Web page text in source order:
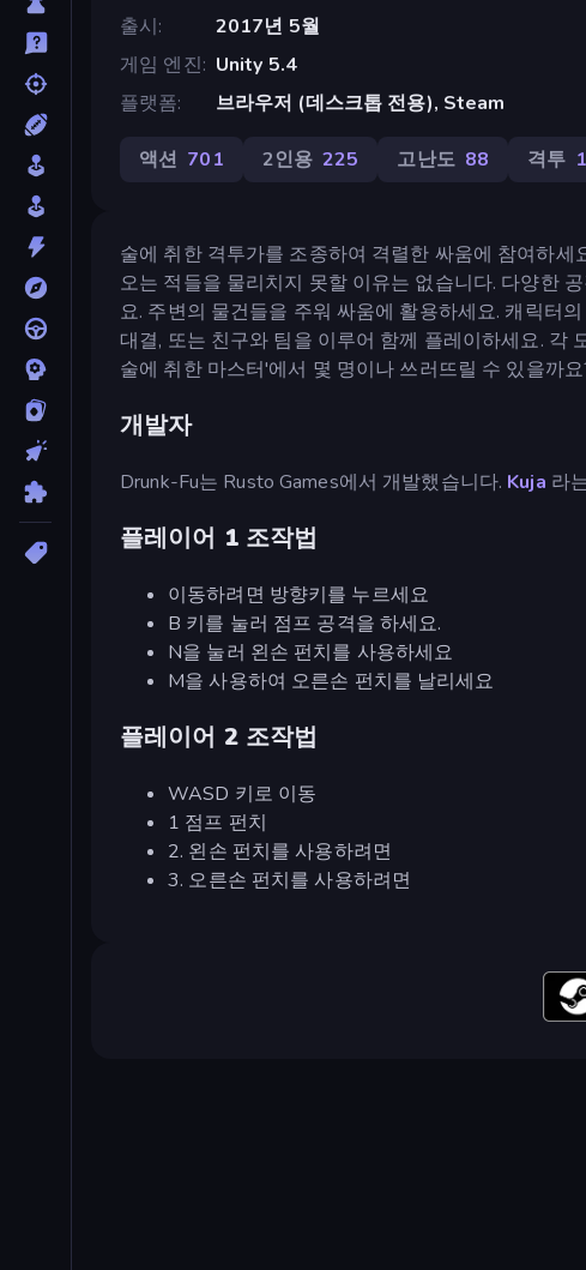
출시
2017년 5월
게임 엔진
Unity 5.4
플랫폼
브라우저 (데스크톱 전용), Steam
액션 701 2인용 225 고난도 88 격투
술에 취한 격투가를 조종하여 격렬한 싸움에 참여하
오는 적들을 물리치지 못할 이유는 없습니다. 다양한
요. 주변의 물건들을 주워 싸움에 활용하세요. 캐릭터
대결, 또는 친구와 팀을 이루어 함께 플레이하세요. 각
술에 취한 마스터'에서 몇 명이나 쓰러뜨릴 수 있을까요
개발자
Drunk-Fu는 Rusto Games에서 개발했습니다. Kuja 라
플레이어 1 조작법
이동하려면 방향키를 누르세요
B 키를 눌러 점프 공격을 하세요.
N을 눌러 왼손 펀치를 사용하세요
M을 사용하여 오른손 펀치를 날리세요
플레이어 2 조작법
WASD 키로 이동
1 점프 펀치
2. 왼손 펀치를 사용하려면
3. 오른손 펀치를 사용하려면